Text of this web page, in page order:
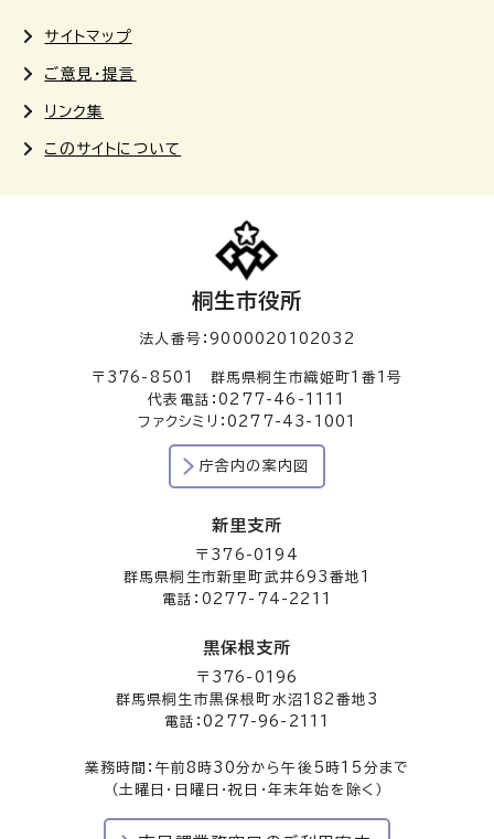
サイトマップ
ご意見・提言
リンク集
このサイトについて
桐生市役所
法人番号：9000020102032
〒376-8501 群馬県桐生市織姫町1番1号
代表電話：0277-46-1111
ファクシミリ：0277-43-1001
庁舎内の案内図
新里支所
〒376-0194
群馬県桐生市新里町武井693番地1
電話：0277-74-2211
黒保根支所
〒376-0196
群馬県桐生市黒保根町水沼182番地3
電話：0277-96-2111
業務時間：午前8時30分から午後5時15分まで
（土曜日・日曜日・祝日・年末年始を除く）